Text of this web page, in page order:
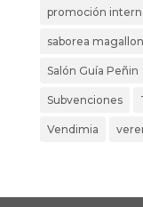
promoción
saborea magallon
Salón Guía Peñin
Subvenciones
Vendimia